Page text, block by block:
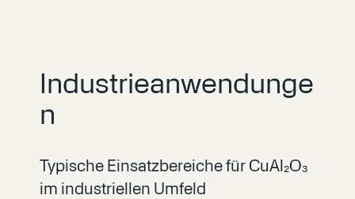
Industrieanwendunge
n
Typische Einsatzbereiche für CuAl₂O₃
im industriellen Umfeld